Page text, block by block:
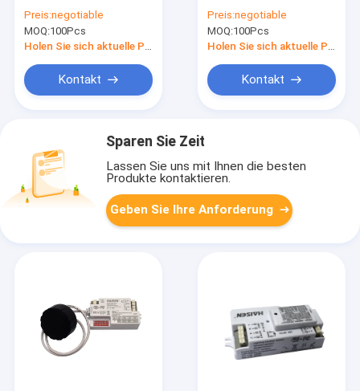
Bewegungs-
Detektor-Sensor
Preis:negotiable
MOQ:100Pcs
Holen Sie sich aktuelle Preis
Kontakt
60Hz des Dimmable-
Bewegungs-Sensor-
50
Preis:negotiable
MOQ:100Pcs
Holen Sie sich aktuelle Preis
Kontakt
Sparen Sie Zeit
Lassen Sie uns mit Ihnen die besten
Produkte kontaktieren.
Geben Sie Ihre Anforderung